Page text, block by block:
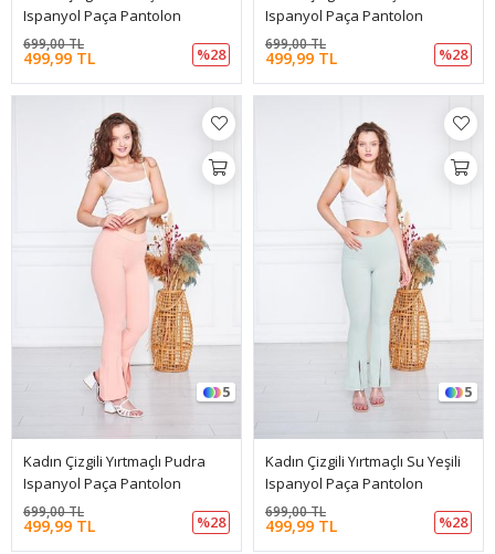
Ispanyol Paça Pantolon
499,99 TL
699,00 TL
%28
Ispanyol Paça Pantolon
499,99 TL
699,00 TL
%28
5
Kadın Çizgili Yırtmaçlı Pudra
Ispanyol Paça Pantolon
499,99 TL
699,00 TL
%28
5
Kadın Çizgili Yırtmaçlı Su Yeşili
Ispanyol Paça Pantolon
499,99 TL
699,00 TL
%28